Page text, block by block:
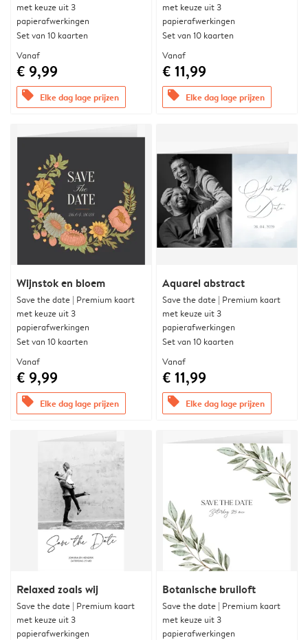
met keuze uit 3
papierafwerkingen
Set van 10 kaarten
Vanaf
€ 9,99
offers Elke dag lage prijzen
met keuze uit 3
papierafwerkingen
Set van 10 kaarten
Vanaf
€ 11,99
offers Elke dag lage prijzen
Wijnstok en bloem
Save the date | Premium kaart
met keuze uit 3
papierafwerkingen
Set van 10 kaarten
Vanaf
€ 9,99
offers Elke dag lage prijzen
Aquarel abstract
Save the date | Premium kaart
met keuze uit 3
papierafwerkingen
Set van 10 kaarten
Vanaf
€ 11,99
offers Elke dag lage prijzen
Relaxed zoals wij
Save the date | Premium kaart
met keuze uit 3
papierafwerkingen
Botanische bruiloft
Save the date | Premium kaart
met keuze uit 3
papierafwerkingen